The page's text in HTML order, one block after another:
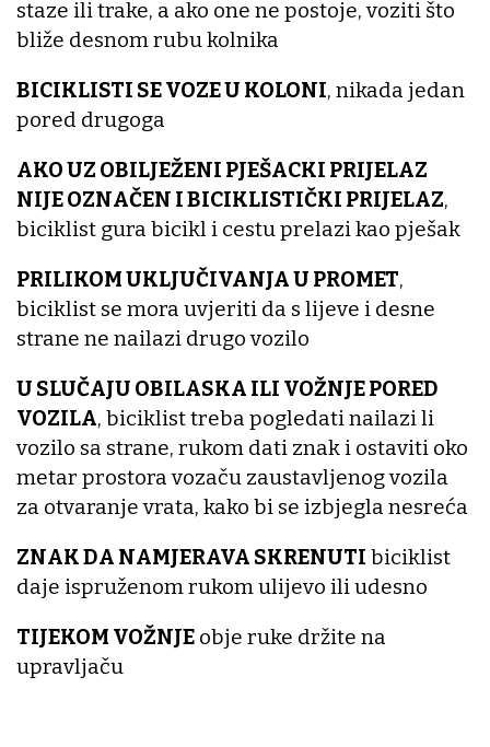
staze ili trake, a ako one ne postoje, voziti što
bliže desnom rubu kolnika
BICIKLISTI SE VOZE U KOLONI, nikada jedan
pored drugoga
AKO UZ OBILJEŽENI PJEŠACKI PRIJELAZ
NIJE OZNAČEN I BICIKLISTIČKI PRIJELAZ,
biciklist gura bicikl i cestu prelazi kao pješak
PRILIKOM UKLJUČIVANJA U PROMET,
biciklist se mora uvjeriti da s lijeve i desne
strane ne nailazi drugo vozilo
U SLUČAJU OBILASKA ILI VOŽNJE PORED
VOZILA, biciklist treba pogledati nailazi li
vozilo sa strane, rukom dati znak i ostaviti oko
metar prostora vozaču zaustavljenog vozila
za otvaranje vrata, kako bi se izbjegla nesreća
ZNAK DA NAMJERAVA SKRENUTI biciklist
daje ispruženom rukom ulijevo ili udesno
TIJEKOM VOŽNJE obje ruke držite na
upravljaču